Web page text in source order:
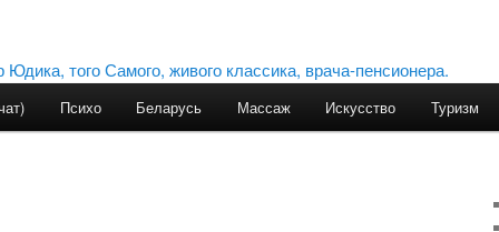
Психо Беларусь Массаж Искусство Туризм